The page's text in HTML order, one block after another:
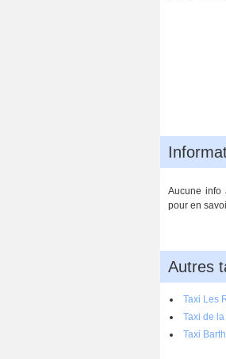
Aucune info
pour en
Autres
Taxi Les
Taxi de
Taxi